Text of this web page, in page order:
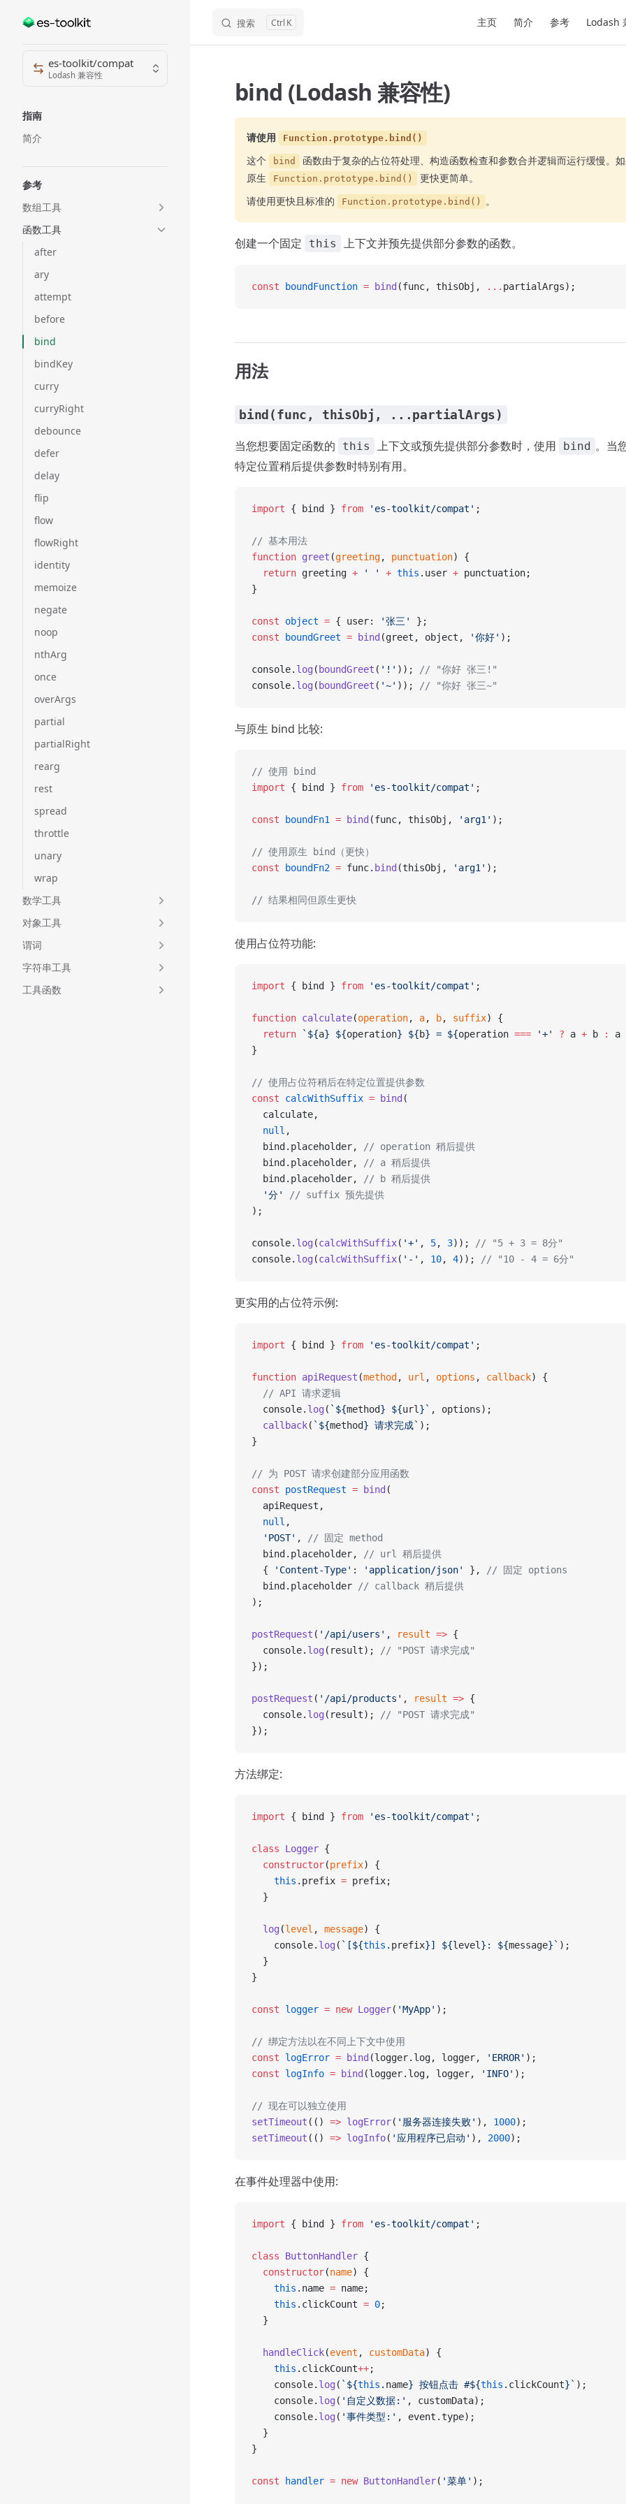
Skip to content 搜索 K 主页 简介 参考 Lodash
Sidebar Navigation
es-toolkit/compat
Lodash 兼容性
指南
简介
参考
数组工具
函数工具
after
ary
attempt
before
bind
bindKey
curry
curryRight
debounce
defer
delay
flip
flow
flowRight
identity
memoize
negate
noop
nthArg
once
overArgs
partial
partialRight
rearg
rest
spread
throttle
unary
wrap
数学工具
对象工具
谓词
字符串工具
工具函数
bind (Lodash 兼容性)
请使用 Function.prototype.bind()
这个 bind
函数由于复杂的占位符处理、构造函数检查和参数合并逻辑而运行缓慢。如
原生
Function.prototype.bind()
更快更简单。
请使用更快且标准的
Function.prototype.bind() 。
创建一个固定 this 上下文并预先提供部分参数的函数。
const boundFunction = bind (func, thisObj, ... partialArgs);
用法
bind(func, thisObj, ...partialArgs)
当您想要固定函数的 this 上下文或预先提供部分参数时，使用 bind 。当
特定位置稍后提供参数时特别有用。
import { bind } from 'es-toolkit/compat' ;
// 基本用法
function greet (greeting, punctuation) {
  return
greeting + ' ' + this .user + punctuation;
}
const object = { user: '张三'
};
const boundGreet = bind (greet, object, '你好' );
console. log ( boundGreet ( '!' ));
// "你好 张三!"
console. log ( boundGreet ( '~' )); // "你好 张三~"
与原生 bind 比较:
// 使用 bind
import { bind } from 'es-toolkit/compat' ;
const boundFn1 = bind (func, thisObj, 'arg1' );
// 使用原生 bind（更快）
const boundFn2 = func. bind (thisObj, 'arg1' );
// 结果相同但原生更快
使用占位符功能:
import { bind } from 'es-toolkit/compat' ;
function calculate(operation, a, b, suffix) {
  return
`${a} ${operation} ${b} = ${operation === '+' ? a + b : a
}
// 使用占位符稍后在特定位置提供参数
const calcWithSuffix = bind (
  calculate,
  null
,
  bind.placeholder,
// operation 稍后提供
  bind.placeholder,
// a 稍后提供
  bind.placeholder,
// b 稍后提供
  '分'
// suffix 预先提供
);
console. log (calcWithSuffix( '+' , 5, 3));
// "5 + 3 = 8分"
console. log (calcWithSuffix( '-' , 10, 4)); // "10 - 4 = 6分"
更实用的占位符示例:
import { bind } from 'es-toolkit/compat' ;
function apiRequest (method , url , options , callback) {
  // API 请求逻辑
  console.
log ( `${method} ${url }` , options);
  callback
( `${method} 请求完成` );
}
// 为 POST 请求创建部分应用函数
const postRequest = bind (
  apiRequest,
  null
,
  'POST'
,
// 固定 method
  bind.placeholder,
// url 稍后提供
  {
'Content-Type' : 'application/json' },
// 固定 options
  bind.placeholder
// callback 稍后提供
);
postRequest ( '/api/users' , result => {
  console.
log (result);
// "POST 请求完成"
});
postRequest ( '/api/products' , result => {
  console.
log (result);
// "POST 请求完成"
});
方法绑定:
import { bind } from 'es-toolkit/compat' ;
class Logger {
  constructor
(prefix) {
    this
.prefix = prefix;
  }
  log
(level , message) {
    console.
log ( `[${this . prefix}] ${level }: ${message}` );
  }
}
const logger = new Logger( 'MyApp' );
// 绑定方法以在不同上下文中使用
const logError = bind (logger.log, logger, 'ERROR' );
const logInfo = bind (logger.log, logger, 'INFO' );
// 现在可以独立使用
setTimeout (() => logError( '服务器连接失败' ), 1000);
setTimeout (() => logInfo( '应用程序已启动' ), 2000);
在事件处理器中使用:
import { bind } from 'es-toolkit/compat' ;
class ButtonHandler {
  constructor
(name) {
    this
.name = name;
    this
.clickCount = 0;
  }
  handleClick
(event , customData) {
    this
.clickCount++;
    console.
log ( `${this . name} 按钮点击 #${this . clickCount}` );
    console.
log ( '自定义数据:' , customData);
    console.
log ( '事件类型:' , event.type);
  }
}
const handler = new ButtonHandler( '菜单' );